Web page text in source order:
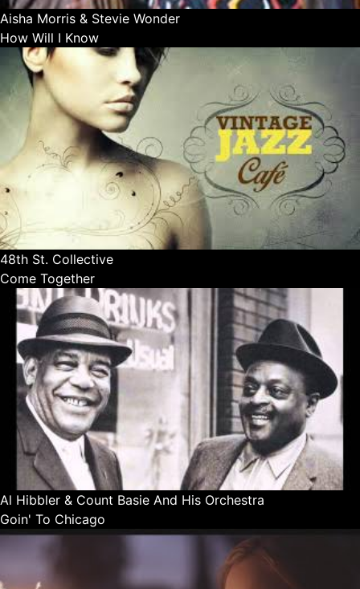
Aisha Morris & Stevie Wonder
How Will I Know
48th St. Collective
Come Together
Al Hibbler & Count Basie And His Orchestra
Goin' To Chicago